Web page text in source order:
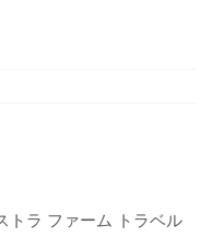
トラ ファーム トラベル